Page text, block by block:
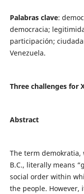
Palabras clave:
democracia;
participación;
Venezuela.
Three challenges for
Abstract
The term demokratia,
B.C., literally means
social order within
the people. However,